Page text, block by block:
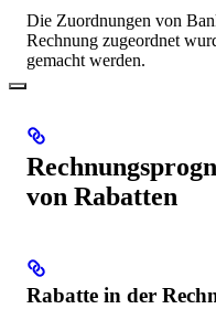
Die Zuordnungen von
Rechnung zugeordnet
gemacht werden.
von Rabatten
Rabatte in der